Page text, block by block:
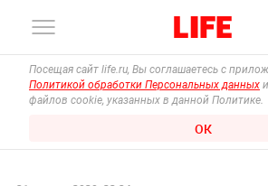
Посещая сайт life.ru, Вы соглашаетесь с
Политикой обработки Персональных данных
файлов cookie, указанных в данной Политике.
ОК